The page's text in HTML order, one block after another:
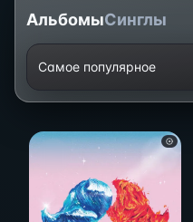
АльбомыСинглы
Самое популярное